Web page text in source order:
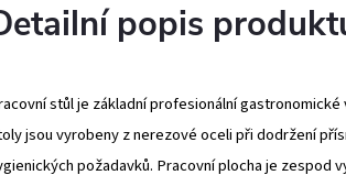
popis
stůl je základní profesionální gastronomické
jsou vyrobeny z nerezové oceli při dodržení
požadavků. Pracovní plocha je zespod